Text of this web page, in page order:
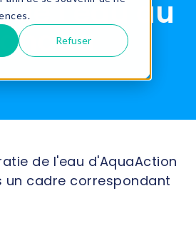
Refuser
l’eau au
de l'eau d'AquaAction
un cadre correspondant